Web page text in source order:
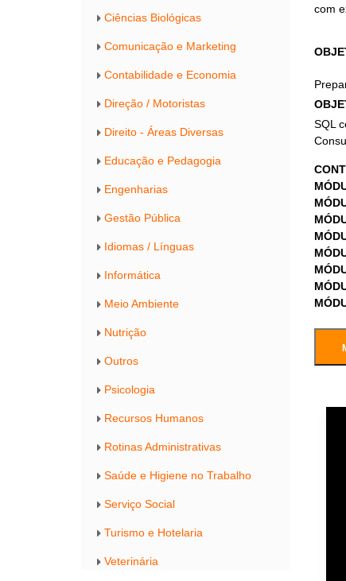
Ciências Biológicas
Comunicação e Marketing
Contabilidade e Economia
Direção / Motoristas
Direito - Áreas Diversas
Educação e Pedagogia
Engenharias
Gestão Pública
Idiomas / Línguas
Informática
Meio Ambiente
Nutrição
Outros
Psicologia
Recursos Humanos
Rotinas Administrativas
Saúde e Higiene no Trabalho
Serviço Social
Turismo e Hotelaria
Veterinária
com
SQL